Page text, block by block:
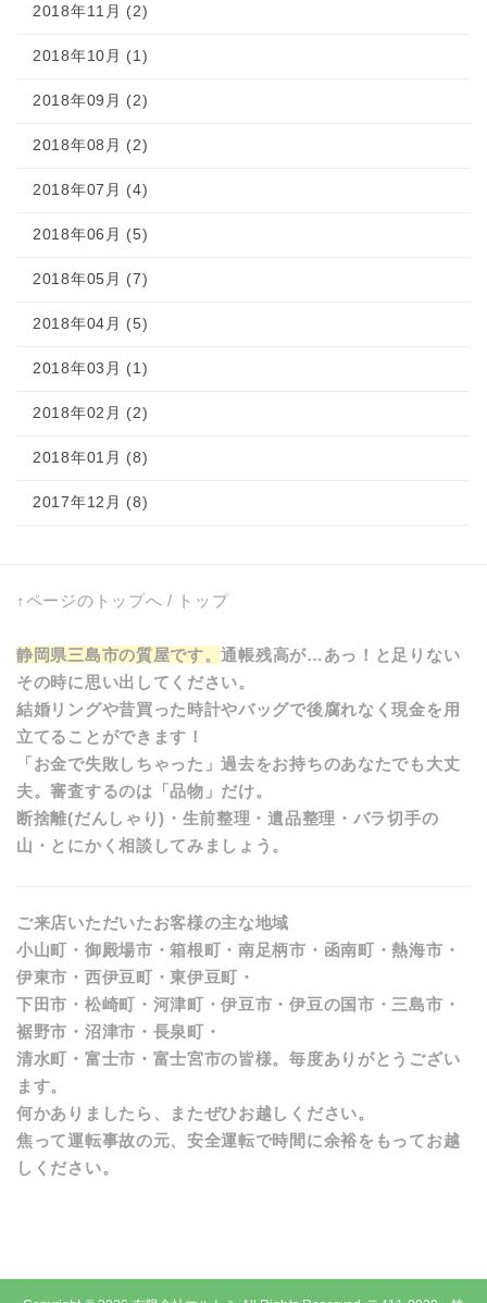
2018年11月 (2)
2018年10月 (1)
2018年09月 (2)
2018年08月 (2)
2018年07月 (4)
2018年06月 (5)
2018年05月 (7)
2018年04月 (5)
2018年03月 (1)
2018年02月 (2)
2018年01月 (8)
2017年12月 (8)
↑ページのトップへ / トップ
静岡県三島市の質屋です。通帳残高が…あっ！と足りない
その時に思い出してください。
結婚リングや昔買った時計やバッグで後腐れなく現金を用
立てることができます！
「お金で失敗しちゃった」過去をお持ちのあなたでも大丈
夫。審査するのは「品物」だけ。
断捨離(だんしゃり)・生前整理・遺品整理・バラ切手の
山・とにかく相談してみましょう。
ご来店いただいたお客様の主な地域
小山町・御殿場市・箱根町・南足柄市・函南町・熱海市・
伊東市・西伊豆町・東伊豆町・
下田市・松崎町・河津町・伊豆市・伊豆の国市・三島市・
裾野市・沼津市・長泉町・
清水町・富士市・富士宮市の皆様。毎度ありがとうござい
ます。
何かありましたら、またぜひお越しください。
焦って運転事故の元、安全運転で時間に余裕をもってお越
しください。